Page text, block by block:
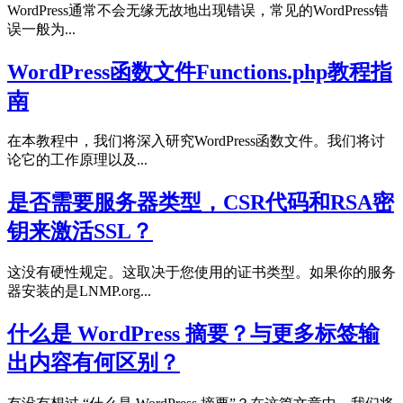
WordPress通常不会无缘无故地出现错误，常见的WordPress错
误一般为...
WordPress函数文件Functions.php教程指
南
在本教程中，我们将深入研究WordPress函数文件。我们将讨
论它的工作原理以及...
是否需要服务器类型，CSR代码和RSA密
钥来激活SSL？
这没有硬性规定。这取决于您使用的证书类型。如果你的服务
器安装的是LNMP.org...
什么是 WordPress 摘要？与更多标签输
出内容有何区别？